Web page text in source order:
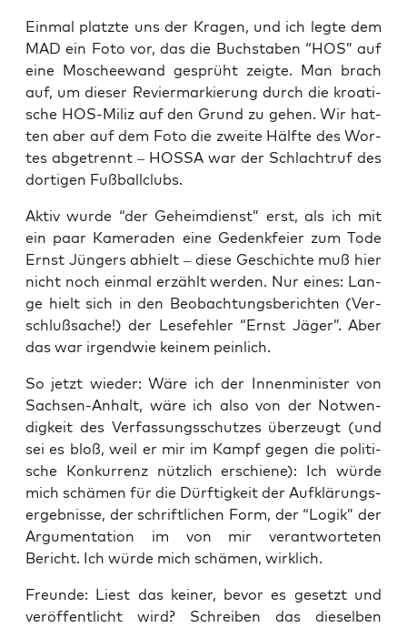
Ein­mal platz­te uns der Kra­gen, und ich leg­te dem
MAD ein Foto vor, das die Buch­sta­ben “HOS” auf
eine Moschee­wand gesprüht zeig­te. Man brach
auf, um die­ser Revier­mar­kie­rung durch die kroa­ti­
sche HOS-Miliz auf den Grund zu gehen. Wir hat­
ten aber auf dem Foto die zwei­te Hälf­te des Wor­
tes abge­trennt – HOSSA war der Schlacht­ruf des
dor­ti­gen Fußballclubs.
Aktiv wur­de “der Geheim­dienst” erst, als ich mit
ein paar Kame­ra­den eine Gedenk­fei­er zum Tode
Ernst Jün­gers abhielt – die­se Geschich­te muß hier
nicht noch ein­mal erzählt wer­den. Nur eines: Lan­
ge hielt sich in den Beob­ach­tungs­be­rich­ten (Ver­
schluß­sa­che!) der Lese­feh­ler “Ernst Jäger”. Aber
das war irgend­wie kei­nem peinlich.
So jetzt wie­der: Wäre ich der Innen­mi­nis­ter von
Sach­sen-Anhalt, wäre ich also von der Not­wen­
dig­keit des Ver­fas­sungs­schut­zes über­zeugt (und
sei es bloß, weil er mir im Kampf gegen die poli­ti­
sche Kon­kur­renz nütz­lich erschie­ne): Ich wür­de
mich schä­men für die Dürf­tig­keit der Auf­klä­rungs­
er­geb­nis­se, der schrift­li­chen Form, der “Logik” der
Argu­men­ta­ti­on im von mir ver­ant­wor­te­ten
Bericht. Ich wür­de mich schä­men, wirklich.
Freun­de: Liest das kei­ner, bevor es gesetzt und
ver­öf­fent­licht wird? Schrei­ben das die­sel­ben